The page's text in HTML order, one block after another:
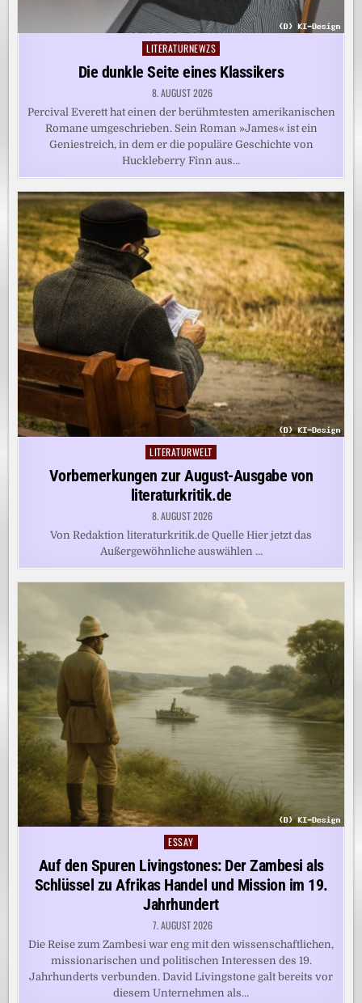
Posted
in
LITERATURNEWZS
Die dunkle Seite eines Klassikers
8. AUGUST 2026
Percival Everett hat einen der berühmtesten amerikanischen
Romane umgeschrieben. Sein Roman »James« ist ein
Geniestreich, in dem er die populäre Geschichte von
Huckleberry Finn aus…
Posted
LITERATURWELT
Vorbemerkungen zur August-Ausgabe von
literaturkritik.de
8. AUGUST 2026
Von Redaktion literaturkritik.de Quelle Hier jetzt das
Außergewöhnliche auswählen …
Posted
ESSAY
Auf den Spuren Livingstones: Der Zambesi als
Schlüssel zu Afrikas Handel und Mission im 19.
Jahrhundert
7. AUGUST 2026
Die Reise zum Zambesi war eng mit den wissenschaftlichen,
missionarischen und politischen Interessen des 19.
Jahrhunderts verbunden. David Livingstone galt bereits vor
diesem Unternehmen als…